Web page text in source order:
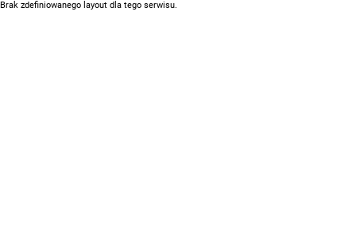
Brak zdefiniowanego layout dla tego serwisu.